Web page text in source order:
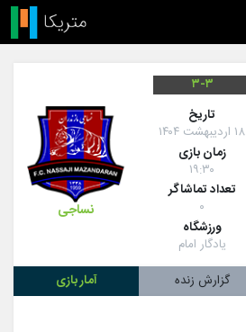
۳-۳
تاريخ
۱۸ اردیبهشت ۱۴۰۴
زمان بازی
۱۹:۳۰
تعداد تماشاگر
۰
ورزشگاه
یادگار امام
نساجی
گزارش زنده آمار بازی